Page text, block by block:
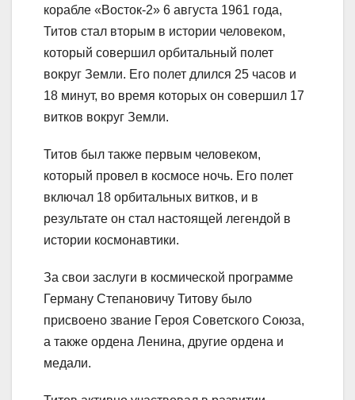
корабле «Восток-2» 6 августа 1961 года,
Титов стал вторым в истории человеком,
который совершил орбитальный полет
вокруг Земли. Его полет длился 25 часов и
18 минут, во время которых он совершил 17
витков вокруг Земли.
Титов был также первым человеком,
который провел в космосе ночь. Его полет
включал 18 орбитальных витков, и в
результате он стал настоящей легендой в
истории космонавтики.
За свои заслуги в космической программе
Герману Степановичу Титову было
присвоено звание Героя Советского Союза,
а также ордена Ленина, другие ордена и
медали.